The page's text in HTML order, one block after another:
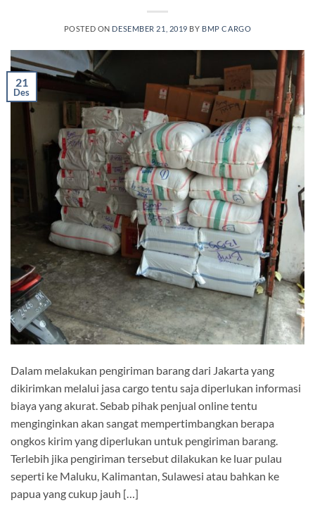
POSTED ON DESEMBER 21, 2019 BY BMP CARGO
21
Des
Dalam melakukan pengiriman barang dari Jakarta yang
dikirimkan melalui jasa cargo tentu saja diperlukan informasi
biaya yang akurat. Sebab pihak penjual online tentu
menginginkan akan sangat mempertimbangkan berapa
ongkos kirim yang diperlukan untuk pengiriman barang.
Terlebih jika pengiriman tersebut dilakukan ke luar pulau
seperti ke Maluku, Kalimantan, Sulawesi atau bahkan ke
papua yang cukup jauh […]